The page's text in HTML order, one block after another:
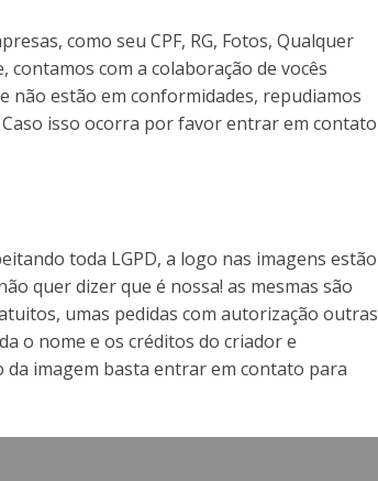
como seu CPF, RG, Fotos, Qualquer
com a colaboração de vocês
não estão em conformidades, repudiamos
isso ocorra por favor entrar em contato
toda LGPD, a logo nas imagens estão
quer dizer que é nossa! as mesmas são
umas pedidas com autorização outras
o nome e os créditos do criador e
da imagem basta entrar em contato para